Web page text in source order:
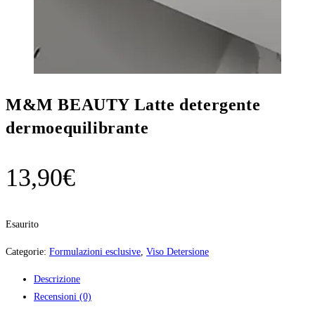
M&M BEAUTY Latte detergente
dermoequilibrante
13,90€
Esaurito
Categorie: Formulazioni esclusive Viso Detersione
Descrizione
Recensioni (0)